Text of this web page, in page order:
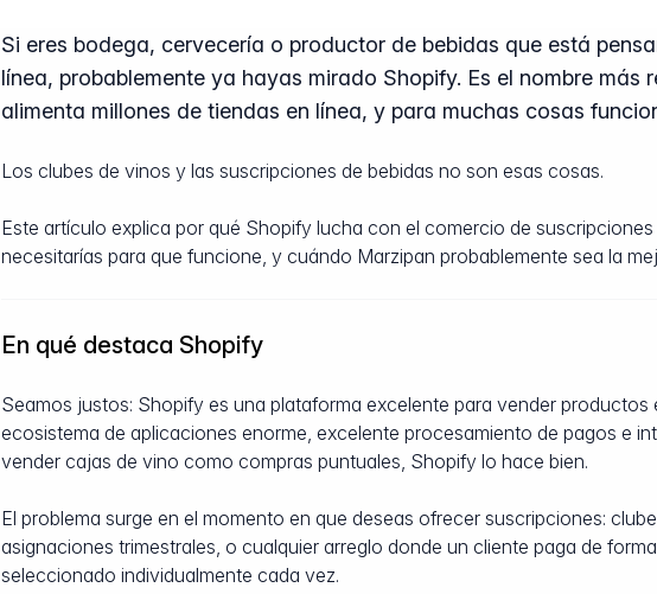
Si eres bodega, cervecería o productor de bebidas que está
línea, probablemente ya hayas mirado Shopify. Es el nombre
alimenta millones de tiendas en línea, y para muchas cosas
Los clubes de vinos y las suscripciones de bebidas no son esas cosas.
Este artículo explica por qué Shopify lucha con el comercio de
necesitarías para que funcione, y cuándo Marzipan probablemente sea la
En qué destaca Shopify
Seamos justos: Shopify es una plataforma excelente para vender productos
ecosistema de aplicaciones enorme, excelente procesamiento de pagos e
vender cajas de vino como compras puntuales, Shopify lo hace bien.
El problema surge en el momento en que deseas ofrecer suscripciones:
asignaciones trimestrales, o cualquier arreglo donde un cliente paga de
seleccionado individualmente cada vez.